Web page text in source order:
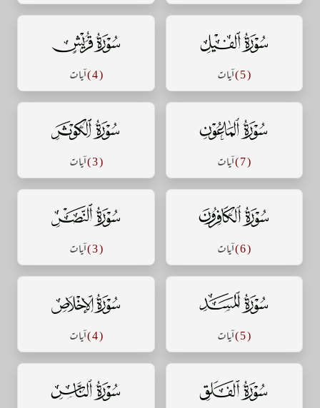
سورة الفيل
( 5 ) آيات
سورة قريش
( 4 ) آيات
سورة الماعون
( 7 ) آيات
سورة الكوثر
( 3 ) آيات
سورة الكافرون
( 6 ) آيات
سورة النصر
( 3 ) آيات
سورة المسد
( 5 ) آيات
سورة الإخلاص
( 4 ) آيات
سورة الفلق سورة الناس